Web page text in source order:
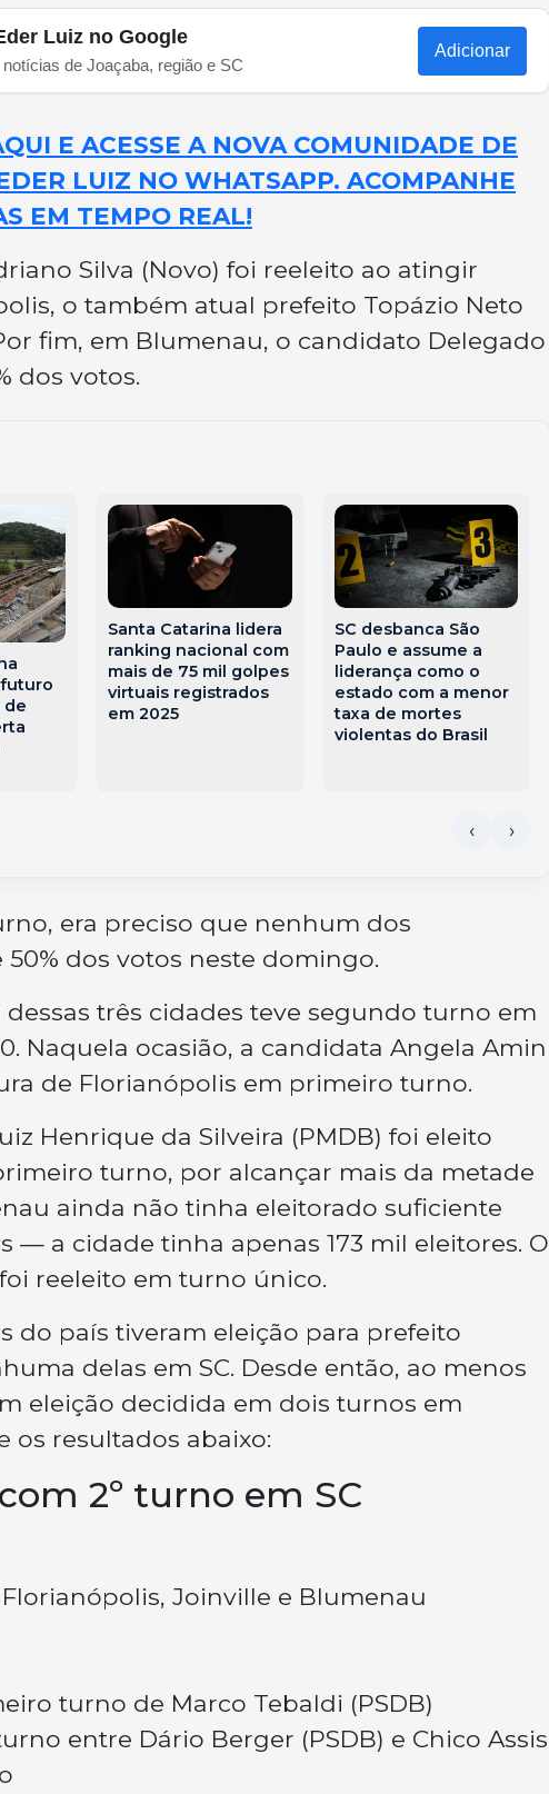
Luiz no Google
de Joaçaba, região e SC
Adicionar
E ACESSE A NOVA COMUNIDADE DE
LUIZ NO WHATSAPP. ACOMPANHE
EM TEMPO REAL!
Silva (Novo) foi reeleito ao atingir
o também atual prefeito Topázio Neto
fim, em Blumenau, o candidato Delegado
dos votos.
de
Santa Catarina lidera
ranking nacional com
mais de 75 mil golpes
virtuais registrados
em 2025
SC desbanca São
Paulo e assume a
liderança como o
estado com a menor
taxa de mortes
violentas do Brasil
era preciso que nenhum dos
dos votos neste domingo.
três cidades teve segundo turno em
Naquela ocasião, a candidata Angela Amin
de Florianópolis em primeiro turno.
Henrique da Silveira (PMDB) foi eleito
turno, por alcançar mais da metade
ainda não tinha eleitorado suficiente
— a cidade tinha apenas 173 mil eleitores. O
reeleito em turno único.
do país tiveram eleição para prefeito
delas em SC. Desde então, ao menos
eleição decidida em dois turnos em
os resultados abaixo:
2º turno em SC
Joinville e Blumenau
turno de Marco Tebaldi (PSDB)
entre Dário Berger (PSDB) e Chico Assis